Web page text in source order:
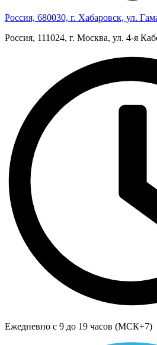
Россия, 680030, г. Хабаровск, ул.
Россия, 111024, г. Москва, ул. 4‑я
Ежедневно с 9 до 19 часов (МСК+7)